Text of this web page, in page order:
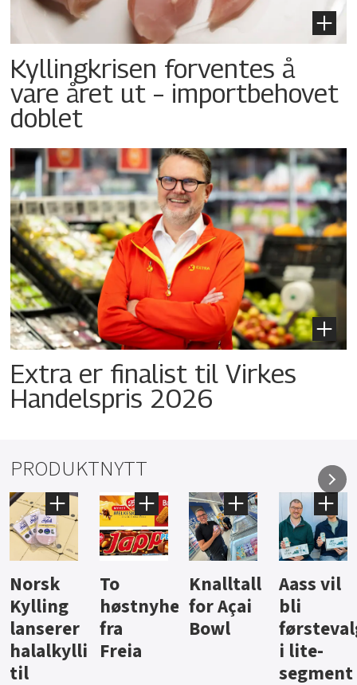
Kyllingkrisen forventes å
vare året ut – importbehovet
doblet
Extra er finalist til Virkes
Handelspris 2026
PRODUKTNYTT
To
høstnyheter
fra
Freia
Knalltall
for Açai
Aass vil
bli
førstevalg
i lite-
segment